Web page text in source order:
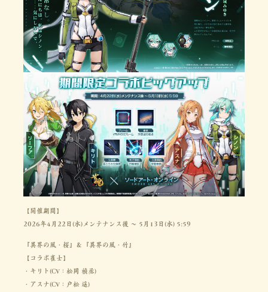
【開催期間】
2026年4月22日(水)メンテナンス後 ～ 5月13日(水) 5:59
『異界の風・桜』＆『異界の風・竹』
【コラボ雀士】
・キリト(CV：松岡 禎丞)
・アスナ(CV：戸松 遥)